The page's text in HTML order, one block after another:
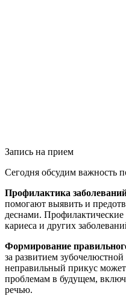
Запись на прием
Сегодня обсудим важность
Профилактика
помогают выявить и
деснами.
кариеса и других
Формирование
за развитием
неправильный прикус
проблемам в будущем,
речью.